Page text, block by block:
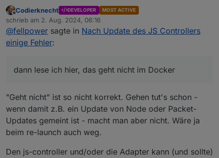
Docker. Wat denn nu?
Offline
Codierknecht DEVELOPER MOST ACTIVE
schrieb am 2. Aug. 2024, 06:16
zuletzt editiert von
@fellpower sagte in Nach Update des JS Controllers
einige Fehler:
dann lese ich hier, das geht nicht im Docker
"Geht nicht" ist so nicht korrekt. Gehen tut's schon -
wenn damit z.B. ein Update von Node oder Packet-
Updates gemeint ist - macht man aber nicht. Wäre ja
beim re-launch auch weg.
Den js-controller und/oder die Adapter kann (und sollte)